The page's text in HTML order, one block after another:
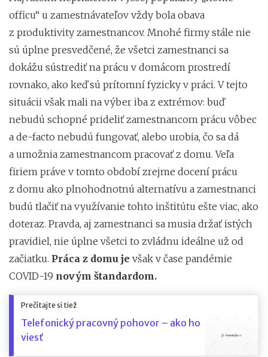
officu“ u zamestnávateľov vždy bola obava
z produktivity zamestnancov. Mnohé firmy stále nie
sú úplne presvedčené, že všetci zamestnanci sa
dokážu sústrediť na prácu v domácom prostredí
rovnako, ako keď sú prítomní fyzicky v práci. V tejto
situácii však mali na výber iba z extrémov: buď
nebudú schopné prideliť zamestnancom prácu vôbec
a de-facto nebudú fungovať, alebo urobia, čo sa dá
a umožnia zamestnancom pracovať z domu. Veľa
firiem práve v tomto období zrejme docení prácu
z domu ako plnohodnotnú alternatívu a zamestnanci
budú tlačiť na využívanie tohto inštitútu ešte viac, ako
doteraz. Pravda, aj zamestnanci sa musia držať istých
pravidiel, nie úplne všetci to zvládnu ideálne už od
začiatku. Práca z domu je však v čase pandémie
COVID-19 novým štandardom.
Prečítajte si tiež
Telefonický pracovný pohovor – ako ho
viesť